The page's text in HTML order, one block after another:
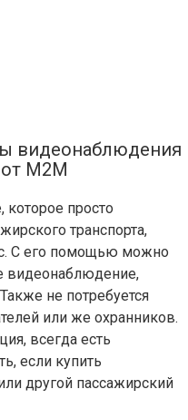
видеонаблюдения
от М2М
просто
транспорта,
С его помощью можно
видеонаблюдение,
не потребуется
или же охранников.
всегда есть
если купить
другой пассажирский